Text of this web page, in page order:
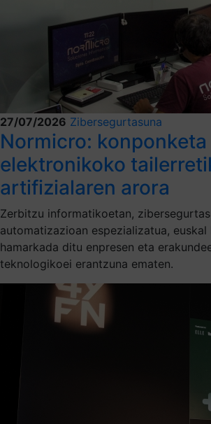
27/07/2026 Zibersegurtasuna
Normicro: konponketa
elektronikoko
artifizialaren arora
Zerbitzu informatikoetan,
automatizazioan espezializatua, euskal
hamarkada ditu enpresen eta
teknologikoei erantzuna ematen.